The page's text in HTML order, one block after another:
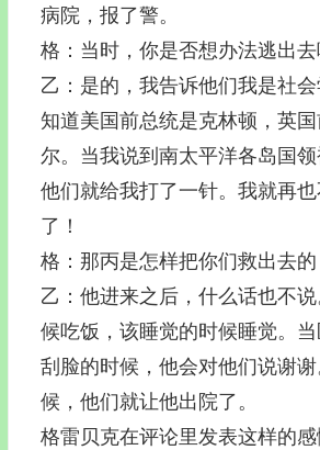
病院，报了警。
格：当时，你是否想办法逃出去
乙：是的，我告诉他们我是社
知道美国前总统是克林顿，英
尔。当我说到南太平洋各岛国领
他们就给我打了一针。我就再
了！
格：那丙是怎样把你们救出去的
乙：他进来之后，什么话也不
候吃饭，该睡觉的时候睡觉。
刮脸的时候，他会对他们说谢
候，他们就让他出院了。
格雷贝克在评论里发表这样的